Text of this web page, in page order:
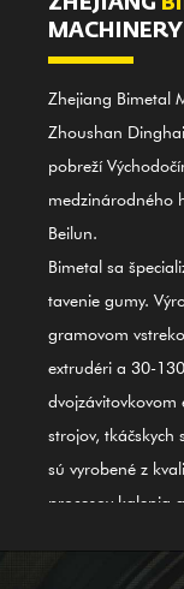
Zhejiang Bimetal
Zhoushan
pobreží
medzinárodného
Beilun.
Bimetal sa
tavenie gumy.
gramovom
extrudéri a 30-
dvojzávitovkovom
strojov, tkáčskych
sú vyrobené z
procesov kalenia
systému kontroly